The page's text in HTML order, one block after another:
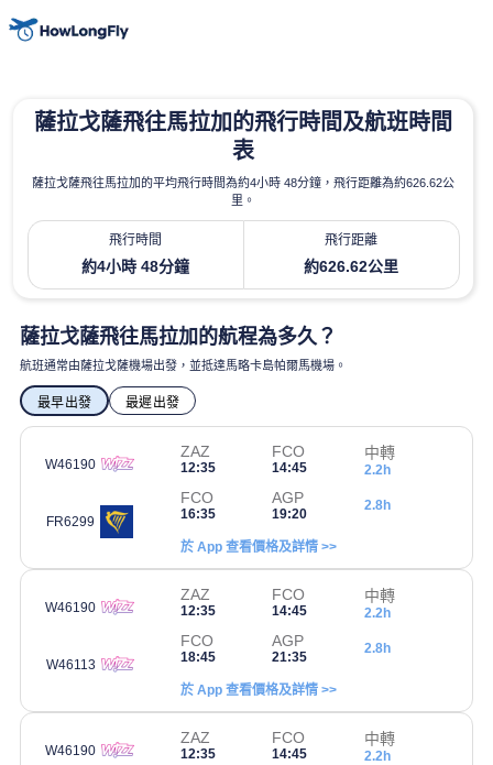
薩拉戈薩飛往馬拉加的飛行時間及航班時間
表
薩拉戈薩飛往馬拉加的平均飛行時間為約4小時 48分鐘，飛行距離為約626.62公
里。
飛行時間
約4小時 48分鐘
飛行距離
約626.62公里
薩拉戈薩飛往馬拉加的航程為多久？
航班通常由薩拉戈薩機場出發，並抵達馬略卡島帕爾馬機場。
最早出發 最遲出發
W46190
ZAZ
12:35
FCO
14:45
中轉
2.2h
FR6299
FCO
16:35
AGP
19:20
2.8h
於 App 查看價格及詳情 >>
W46190
ZAZ
12:35
FCO
14:45
中轉
2.2h
W46113
FCO
18:45
AGP
21:35
2.8h
於 App 查看價格及詳情 >>
W46190
ZAZ
12:35
FCO
14:45
中轉
2.2h